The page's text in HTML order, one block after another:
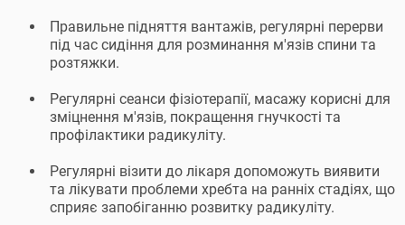
Правильне підняття вантажів, регулярні перерви
під час сидіння для розминання м'язів спини та
розтяжки.
Регулярні сеанси фізіотерапії, масажу корисні для
зміцнення м'язів, покращення гнучкості та
профілактики радикуліту.
Регулярні візити до лікаря допоможуть виявити
та лікувати проблеми хребта на ранніх стадіях, що
сприяє запобіганню розвитку радикуліту.